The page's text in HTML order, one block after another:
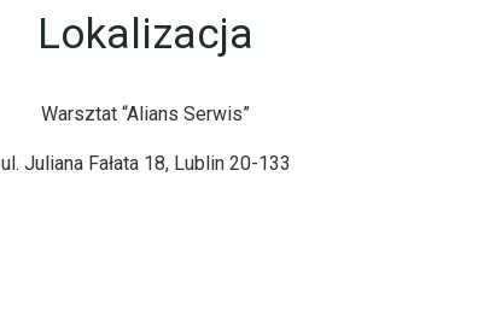
Lokalizacja
Warsztat “Alians Serwis”
ul. Juliana Fałata 18, Lublin 20-133